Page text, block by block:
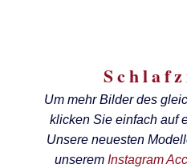
Um mehr Bilder des
klicken Sie einfach auf
Unsere neuesten
unserem Instagram